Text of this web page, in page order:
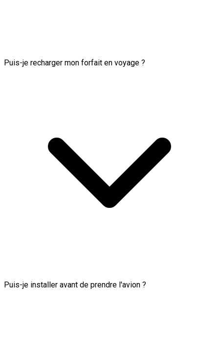
Puis-je recharger mon forfait en voyage ?
Puis-je installer avant de prendre l'avion ?